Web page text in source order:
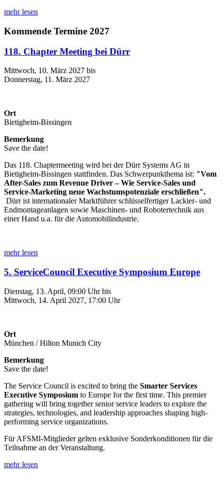
mehr lesen
Kommende Termine 2027
118. Chapter Meeting bei Dürr
Mittwoch, 10. März 2027 bis
Donnerstag, 11. März 2027
Ort
Bietigheim-Bissingen
Bemerkung
Save the date!
Das 118. Chaptermeeting wird bei der Dürr Systems AG in
Bietigheim-Bissingen stattfinden. Das Schwerpunkthema ist: "Vom
After-Sales zum Revenue Driver – Wie Service-Sales und
Service-Marketing neue Wachstumspotenziale erschließen".
Dürr ist internationaler Marktführer schlüsselfertiger Lackier- und
Endmontageanlagen sowie Maschinen- und Robotertechnik aus
einer Hand u.a. für die Automobilindustrie.
mehr lesen
5. ServiceCouncil Executive Symposium Europe
Dienstag, 13. April, 09:00 Uhr bis
Mittwoch, 14. April 2027, 17:00 Uhr
Ort
München / Hilton Munich City
Bemerkung
Save the date!
The Service Council is excited to bring the Smarter Services
Executive Symposium to Europe for the first time. This premier
gathering will bring together senior service leaders to explore the
strategies, technologies, and leadership approaches shaping high-
performing service organizations.
Für AFSMI-Mitglieder gelten exklusive Sonderkonditionen für die
Teilnahme an der Veranstaltung.
mehr lesen